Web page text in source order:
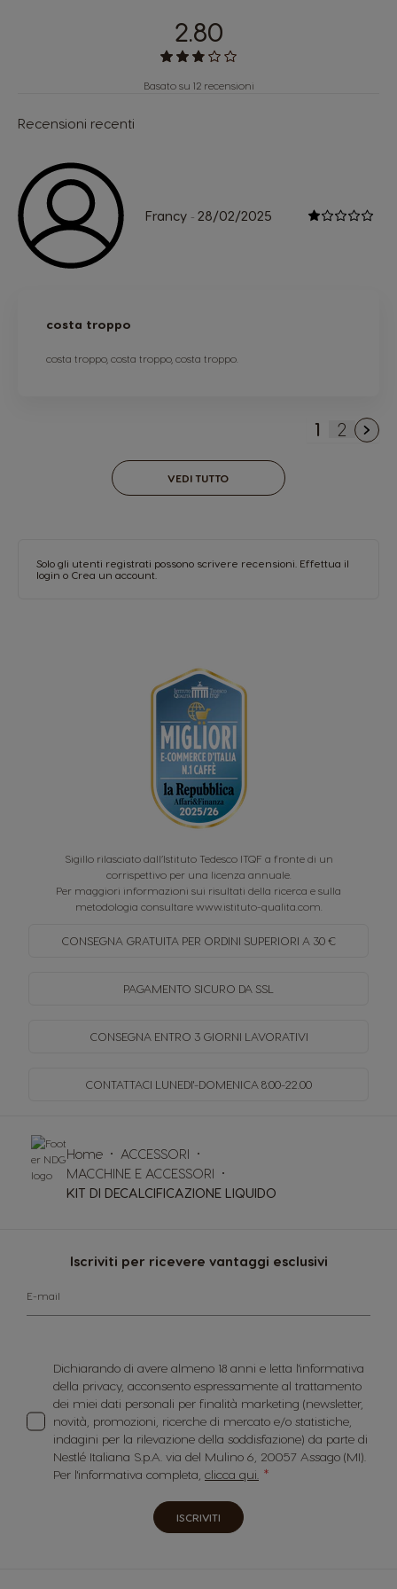
2.80
Basato su 12 recensioni
Recensioni recenti
Francy - 28/02/2025
costa troppo
costa troppo, costa troppo, costa troppo.
1 Pagina
2
VEDI TUTTO
Solo gli utenti registrati possono scrivere recensioni. Effettua il
login o Crea un account
Sigillo rilasciato dall’Istituto Tedesco ITQF a fronte di un
corrispettivo per una licenza annuale.
Per maggiori informazioni sui risultati della ricerca e sulla
metodologia consultare www.istituto-qualita.com
CONSEGNA GRATUITA PER ORDINI SUPERIORI A 30 €
PAGAMENTO SICURO DA SSL
CONSEGNA ENTRO 3 GIORNI LAVORATIVI
CONTATTACI LUNEDI'-DOMENICA 8:00-22.00
Iscriviti per ricevere vantaggi esclusivi
E-mail
Dichiarando di avere almeno 18 anni e letta l'informativa
della privacy, acconsento espressamente al trattamento
dei miei dati personali per finalità marketing (newsletter,
novità, promozioni, ricerche di mercato e/o statistiche,
indagini per la rilevazione della soddisfazione) da parte di
Nestlé Italiana S.p.A. via del Mulino 6, 20057 Assago (MI).
Per l'informativa completa, clicca qui.
ISCRIVITI
Home
ACCESSORI
MACCHINE E ACCESSORI
KIT DI DECALCIFICAZIONE LIQUIDO